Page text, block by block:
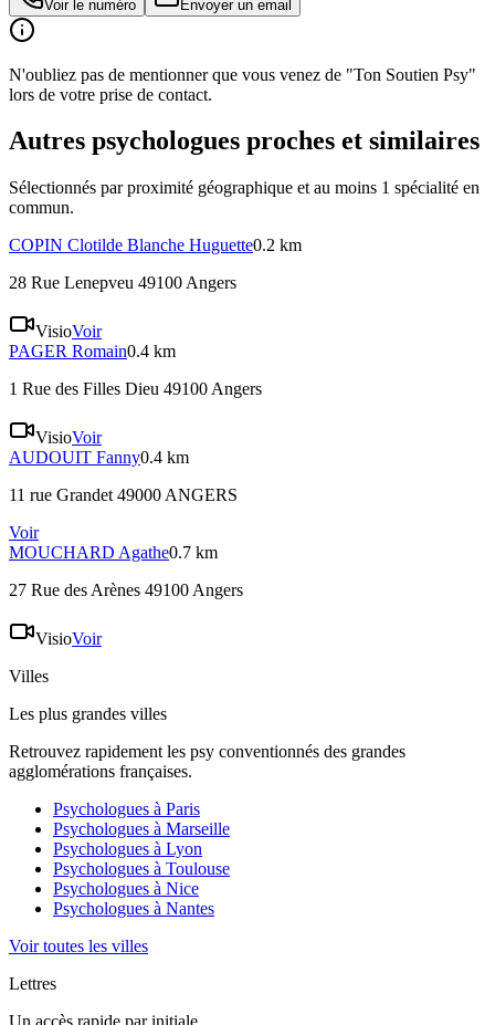
Voir le numéro Envoyer un email
N'oubliez pas de mentionner que vous venez de "Ton Soutien Psy"
lors de votre prise de contact.
Autres psychologues proches et similaires
Sélectionnés par proximité géographique et au moins 1 spécialité en
commun.
COPIN Clotilde Blanche Huguette0.2 km
28 Rue Lenepveu 49100 Angers
VisioVoir
PAGER Romain0.4 km
1 Rue des Filles Dieu 49100 Angers
VisioVoir
AUDOUIT Fanny0.4 km
11 rue Grandet 49000 ANGERS
Voir
MOUCHARD Agathe0.7 km
27 Rue des Arènes 49100 Angers
VisioVoir
Villes
Les plus grandes villes
Retrouvez rapidement les psy conventionnés des grandes
agglomérations françaises.
Psychologues à Paris
Psychologues à Marseille
Psychologues à Lyon
Psychologues à Toulouse
Psychologues à Nice
Psychologues à Nantes
Voir toutes les villes
Lettres